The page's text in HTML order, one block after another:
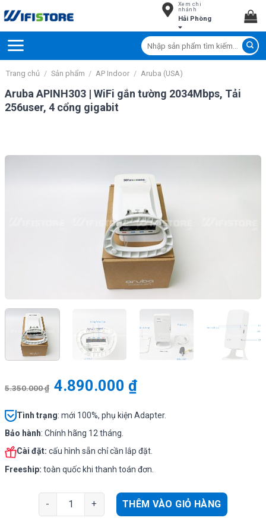
to
Xem chi
nhánh
Hải Phòng
Tìm
kiếm:
Trang chủ / Sản phẩm / AP Indoor / Aruba (USA)
Aruba APINH303 | WiFi gắn tường 2034Mbps, Tải
256user, 4 cổng gigabit
5.350.000₫ 4.890.000₫
Tình trạng: mới 100%, phụ kiện Adapter.
Bảo hành: Chính hãng 12 tháng.
Cài đặt: cấu hình sẵn chỉ cần lắp đặt.
Freeship: toàn quốc khi thanh toán đơn.
Aruba APINH303 | WiFi gắn tường 2034Mbps, Tải
THÊM VÀO GIỎ HÀNG